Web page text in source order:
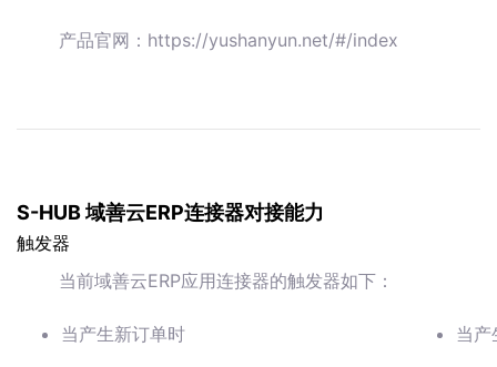
产品官网：https://yushanyun.net/#/index
S-HUB 域善云ERP连接器对接能力
触发器
当前域善云ERP应用连接器的触发器如下：
当产生新订单时 当产